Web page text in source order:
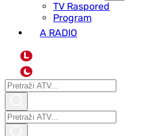
ТV Raspored
Program
A RADIO
L